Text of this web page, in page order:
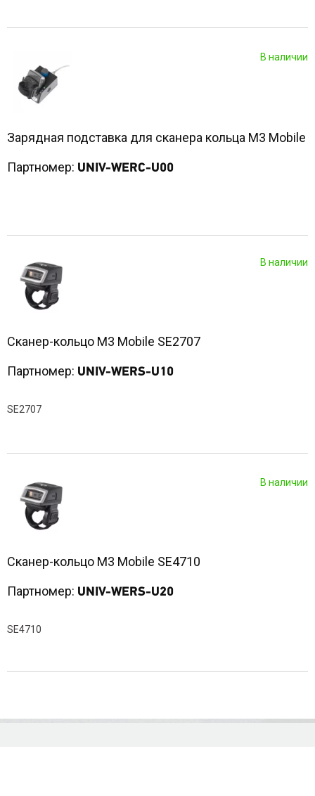
В наличии
Зарядная подставка для сканера кольца M3 Mobile
Партномер: UNIV-WERC-U00
В наличии
Сканер-кольцо M3 Mobile SE2707
Партномер: UNIV-WERS-U10
SE2707
В наличии
Сканер-кольцо M3 Mobile SE4710
Партномер: UNIV-WERS-U20
SE4710